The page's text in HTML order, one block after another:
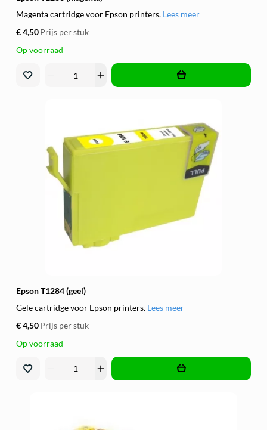
Magenta cartridge voor Epson printers. Lees meer
€ 4,50Prijs per stuk
Op voorraad
add
Epson T1284 (geel)
Gele cartridge voor Epson printers. Lees meer
€ 4,50Prijs per stuk
Op voorraad
add